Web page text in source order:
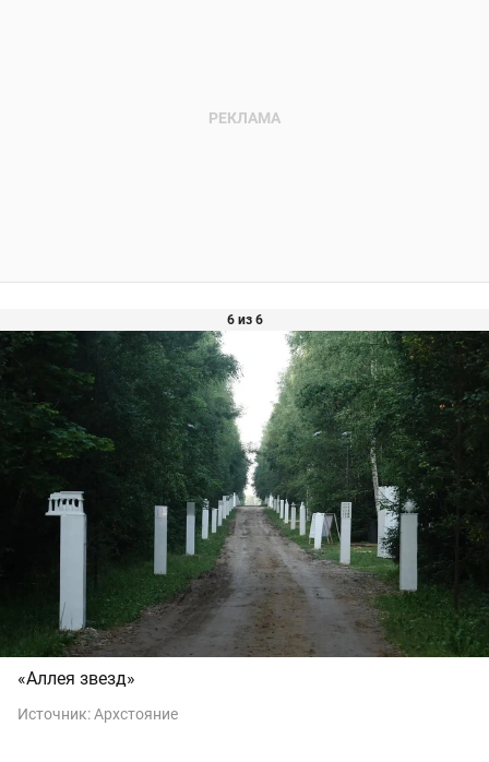
6 из 6
«Аллея звезд»
Источник:Архстояние